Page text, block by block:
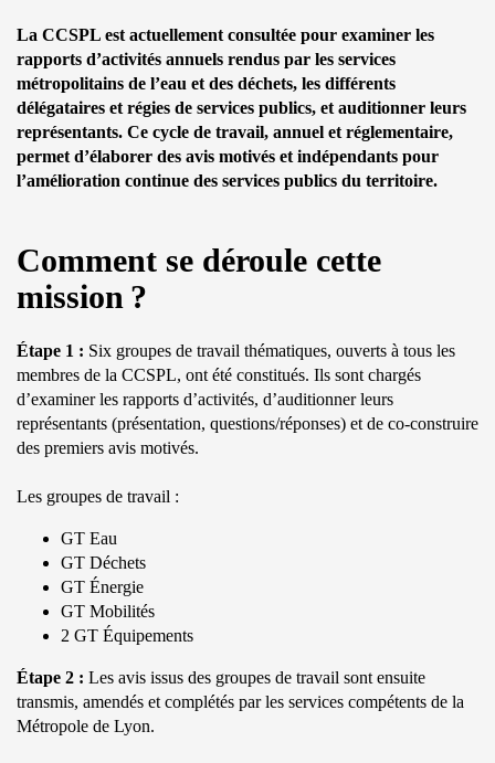
La CCSPL est actuellement consultée pour examiner les
rapports d’activités annuels rendus par les services
métropolitains de l’eau et des déchets, les différents
délégataires et régies de services publics, et auditionner leurs
représentants. Ce cycle de travail, annuel et réglementaire,
permet d’élaborer des avis motivés et indépendants pour
l’amélioration continue des services publics du territoire.
Comment se déroule cette
mission ?
Étape 1 : Six groupes de travail thématiques, ouverts à tous les
membres de la CCSPL, ont été constitués. Ils sont chargés
d’examiner les rapports d’activités, d’auditionner leurs
représentants (présentation, questions/réponses) et de co-construire
des premiers avis motivés.
Les groupes de travail :
GT Eau
GT Déchets
GT Énergie
GT Mobilités
2 GT Équipements
Étape 2 : Les avis issus des groupes de travail sont ensuite
transmis, amendés et complétés par les services compétents de la
Métropole de Lyon.